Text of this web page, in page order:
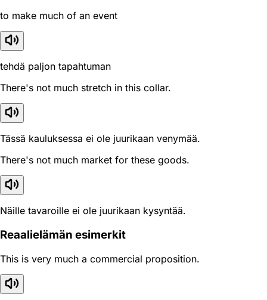
to make much of an event
tehdä paljon tapahtuman
There's not much stretch in this collar.
Tässä kauluksessa ei ole juurikaan venymää.
There's not much market for these goods.
Näille tavaroille ei ole juurikaan kysyntää.
Reaali­elämän esimerkit
This is very much a commercial proposition.